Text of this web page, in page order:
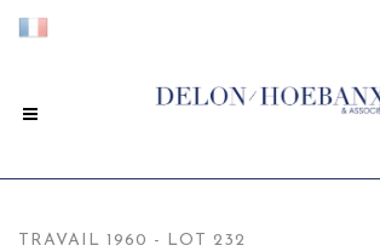
TRAVAIL 1960 - LOT 232